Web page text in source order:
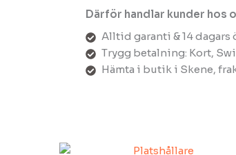
Därför handlar kunder hos
Alltid garanti & 14 dagars
Trygg betalning: Kort,
Hämta i butik i Skene,